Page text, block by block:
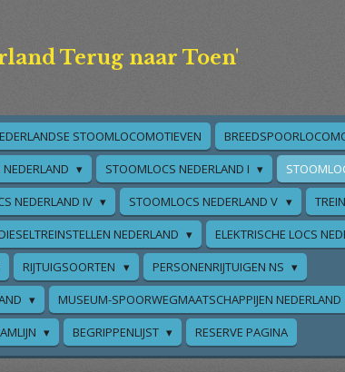
Terug naar Toen'
STOOMLOCOMOTIEVEN
STOOMLOCS NEDERLAND I
NEDERLAND IV STOOMLOCS NEDERLAND V
NEDERLAND ELEKTRISCHE LOCS
RIJTUIGSOORTEN
PERSONENRIJTUIGEN NS
MUSEUM-SPOORWEGMAATSCHAPPIJEN NEDERLAND
BEGRIPPENLIJST RESERVE PAGINA